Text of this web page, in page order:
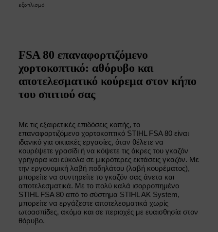
εξοπλισμό
FSA 80 επαναφορτιζόμενο
χορτοκοπτικό: αθόρυβο και
αποτελεσματικό κούρεμα στον κήπο
του σπιτιού σας
Με τις εξαιρετικές επιδόσεις κοπής, το
επαναφορτιζόμενο χορτοκοπτικό STIHL FSA 80 είναι
ιδανικό για οικιακές εργασίες, όταν θέλετε να
κουρέψετε γρασίδι ή να κόψετε τις άκρες του γκαζόν
γρήγορα και εύκολα σε μικρότερες εκτάσεις γκαζόν. Με
την εργονομική λαβή ποδηλάτου (λαβή κουρέματος),
μπορείτε να συντηρείτε το γκαζόν σας άνετα και
αποτελεσματικά. Με το πολύ καλά ισορροπημένο
STIHL FSA 80 από το σύστημα STIHL AK System,
μπορείτε να εργάζεστε αποτελεσματικά χωρίς
ωτοασπίδες, ακόμα και σε περιοχές με ευαισθησία στον
θόρυβο.